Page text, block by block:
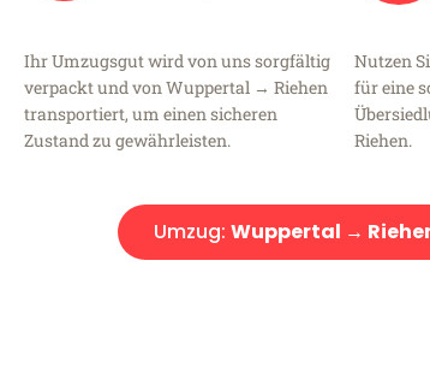
Ihr Umzugsgut wird von uns sorgfältig
verpackt und von Wuppertal → Riehen
transportiert, um einen sicheren
Zustand zu gewährleisten.
Nutzen
für eine
Riehen.
Umzug: Wuppertal →